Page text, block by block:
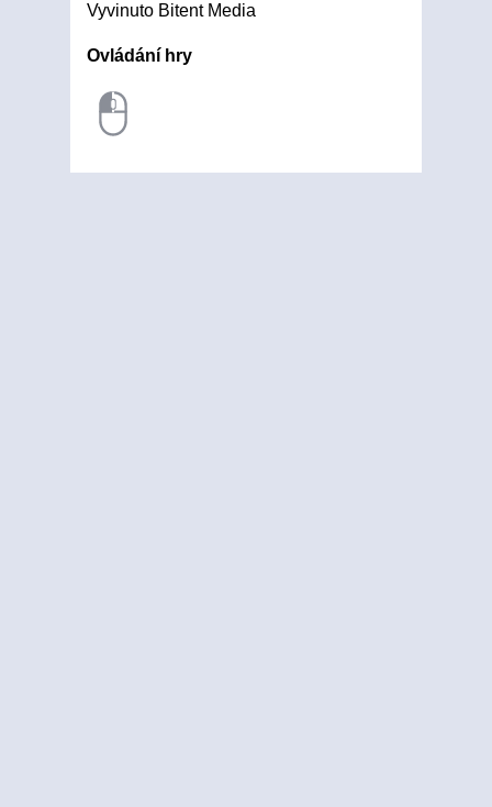
Vyvinuto Bitent Media
Ovládání hry